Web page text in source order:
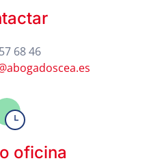
68 46
oficina